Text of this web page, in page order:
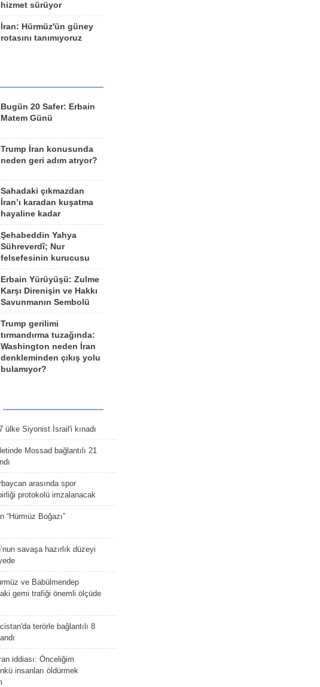
hizmet sürüyor
İran: Hürmüz'ün güney
rotasını tanımıyoruz
Bugün 20 Safer: Erbain
Matem Günü
Trump İran konusunda
neden geri adım atıyor?
Sahadaki çıkmazdan
İran’ı karadan kuşatma
hayaline kadar
Şehabeddin Yahya
Sühreverdî; Nur
felsefesinin kurucusu
Erbain Yürüyüşü: Zulme
Karşı Direnişin ve Hakkı
Savunmanın Sembolü
Trump gerilimi
tırmandırma tuzağında:
Washington neden İran
denkleminden çıkış yolu
bulamıyor?
ülke Siyonist İsrail'i kınadı
Mossad bağlantılı 21
arasında spor
protokolü imzalanacak
“Hürmüz Boğazı”
savaşa hazırlık düzeyi
ve Babülmendep
gemi trafiği önemli ölçüde
terörle bağlantılı 8
iddiası: Önceliğim
insanları öldürmek